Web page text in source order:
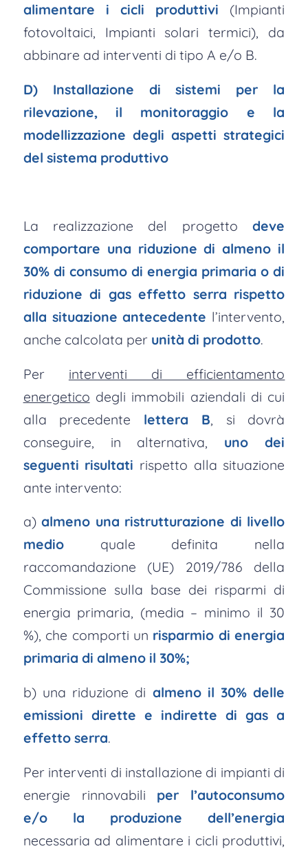
alimentare i cicli produttivi (Impianti
fotovoltaici, Impianti solari termici), da
abbinare ad interventi di tipo A e/o B.
D) Installazione di sistemi per la
rilevazione, il monitoraggio e la
modellizzazione degli aspetti strategici
del sistema produttivo
La realizzazione del progettodeve
comportare una riduzione di almeno il
30% di consumo di energia primaria o di
riduzione di gas effetto serra rispetto
alla situazione antecedente l’intervento,
anche calcolata per unità di prodotto.
Per interventi di efficientamento
energetico degli immobili aziendali di cui
alla precedente lettera B, si dovrà
conseguire, in alternativa, uno dei
seguenti risultati rispetto alla situazione
ante intervento:
a)almeno una ristrutturazione di livello
medioquale definita nella
raccomandazione (UE) 2019/786 della
Commissione sulla base dei risparmi di
energia primaria, (media – minimo il 30
%), che comporti un risparmio di energia
primaria di almeno il 30%;
b) una riduzione di almeno il 30% delle
emissioni dirette e indirette di gas a
effetto serra.
Per interventi di installazione di impianti di
energie rinnovabili per l’autoconsumo
e/o la produzione dell’energia
necessaria ad alimentare i cicli produttivi,